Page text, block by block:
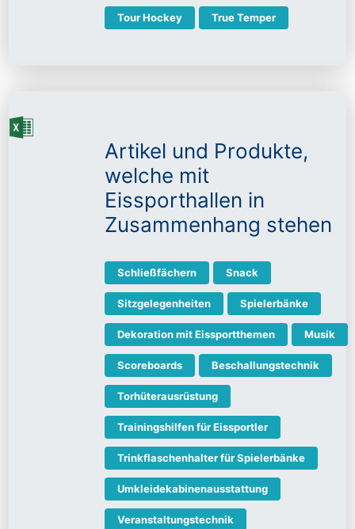
Tour Hockey True Temper
Artikel und Produkte,
welche mit
Eissporthallen in
Zusammenhang stehen
Schließfächern Snack
Sitzgelegenheiten Spielerbänke
Dekoration mit Eissportthemen Musik
Scoreboards Beschallungstechnik
Torhüterausrüstung
Trainingshilfen für Eissportler
Trinkflaschenhalter für Spielerbänke
Umkleidekabinenausstattung
Veranstaltungstechnik